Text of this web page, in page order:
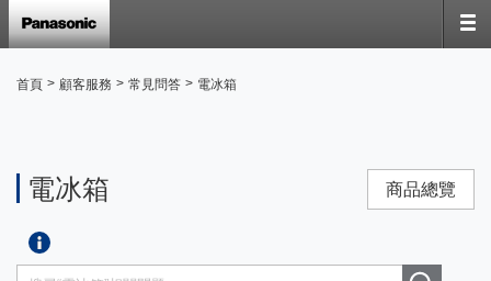
首頁 > 顧客服務 > 常見問答 > 電冰箱
電冰箱 商品總覽